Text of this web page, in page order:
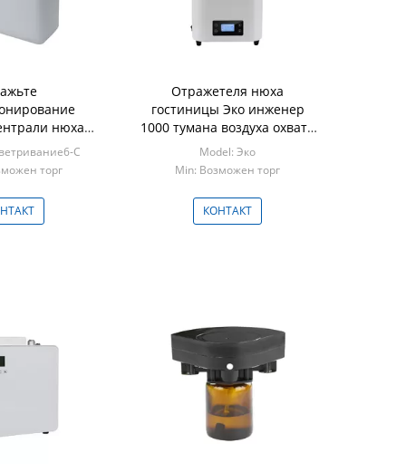
нюха
нюха
обнаружения
С
торг
Отражетеля нюха
гостиницы Эко инженер
1000 тумана воздуха охвата
Стере дружелюбного
широкий 24В
Model: Эко
Min: Возможен торг
КОНТАКТ